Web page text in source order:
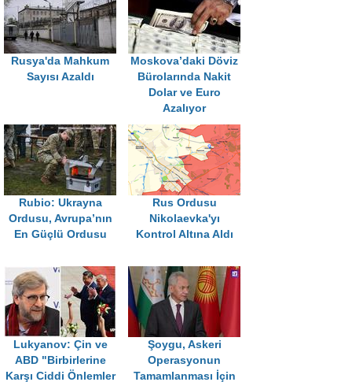
Rusya'da Mahkum
Sayısı Azaldı
Moskova’daki Döviz
Bürolarında Nakit
Dolar ve Euro
Azalıyor
Rubio: Ukrayna
Ordusu, Avrupa’nın
En Güçlü Ordusu
Rus Ordusu
Nikolaevka'yı
Kontrol Altına Aldı
Lukyanov: Çin ve
ABD "Birbirlerine
Karşı Ciddi Önlemler
Şoygu, Askeri
Operasyonun
Tamamlanması İçin